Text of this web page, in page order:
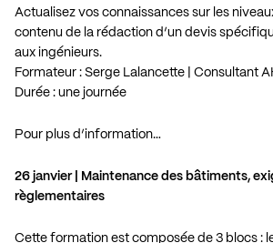
Actualisez vos connaissances sur les
contenu de la rédaction d’un devis
aux ingénieurs.
Formateur : Serge Lalancette | Consultant
Durée : une journée
Pour plus d’information…
26 janvier | Maintenance des bâtiments,
règlementaires
Cette formation est composée de 3 blocs :